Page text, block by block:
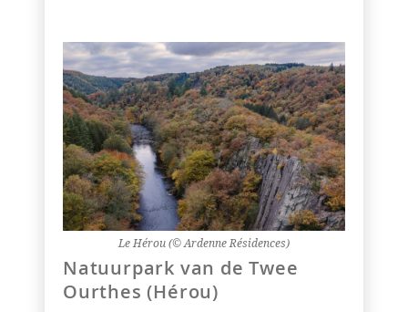
Le Hérou (© Ardenne Résidences)
Natuurpark van de Twee
Ourthes (Hérou)